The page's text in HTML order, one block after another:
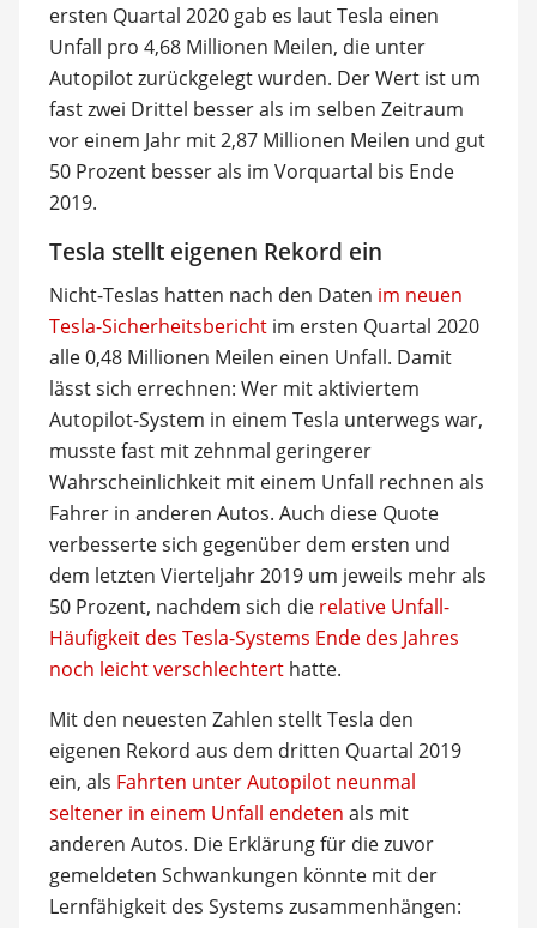
ersten Quartal 2020 gab es laut Tesla einen
Unfall pro 4,68 Millionen Meilen, die unter
Autopilot zurückgelegt wurden. Der Wert ist um
fast zwei Drittel besser als im selben Zeitraum
vor einem Jahr mit 2,87 Millionen Meilen und gut
50 Prozent besser als im Vorquartal bis Ende
2019.
Tesla stellt eigenen Rekord ein
Nicht-Teslas hatten nach den Daten im neuen
Tesla-Sicherheitsberichtim ersten Quartal 2020
alle 0,48 Millionen Meilen einen Unfall. Damit
lässt sich errechnen: Wer mit aktiviertem
Autopilot-System in einem Tesla unterwegs war,
musste fast mit zehnmal geringerer
Wahrscheinlichkeit mit einem Unfall rechnen als
Fahrer in anderen Autos. Auch diese Quote
verbesserte sich gegenüber dem ersten und
dem letzten Vierteljahr 2019 um jeweils mehr als
50 Prozent, nachdem sich die relative Unfall-
Häufigkeit des Tesla-Systems Ende des Jahres
noch leicht verschlechterthatte.
Mit den neuesten Zahlen stellt Tesla den
eigenen Rekord aus dem dritten Quartal 2019
ein, als Fahrten unter Autopilot neunmal
seltener in einem Unfall endeten als mit
anderen Autos. Die Erklärung für die zuvor
gemeldeten Schwankungen könnte mit der
Lernfähigkeit des Systems zusammenhängen: